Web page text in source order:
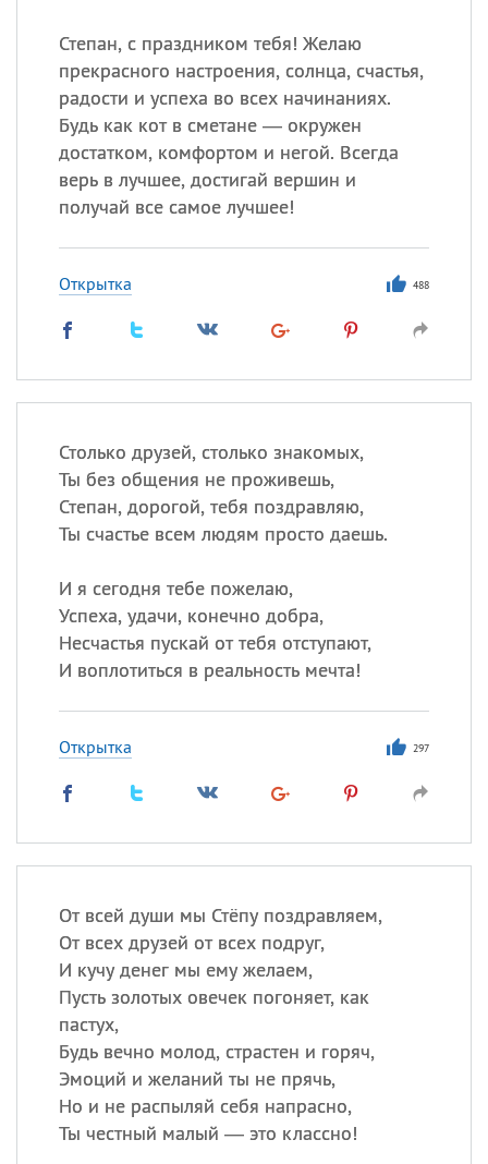
Степан, с праздником тебя! Желаю
прекрасного настроения, солнца, счастья,
радости и успеха во всех начинаниях.
Будь как кот в сметане — окружен
достатком, комфортом и негой. Всегда
верь в лучшее, достигай вершин и
получай все самое лучшее!
Открытка 488
Столько друзей, столько знакомых,
Ты без общения не проживешь,
Степан, дорогой, тебя поздравляю,
Ты счастье всем людям просто даешь.
И я сегодня тебе пожелаю,
Успеха, удачи, конечно добра,
Несчастья пускай от тебя отступают,
И воплотиться в реальность мечта!
Открытка 297
От всей души мы Стёпу поздравляем,
От всех друзей от всех подруг,
И кучу денег мы ему желаем,
Пусть золотых овечек погоняет, как
пастух,
Будь вечно молод, страстен и горяч,
Эмоций и желаний ты не прячь,
Но и не распыляй себя напрасно,
Ты честный малый — это классно!